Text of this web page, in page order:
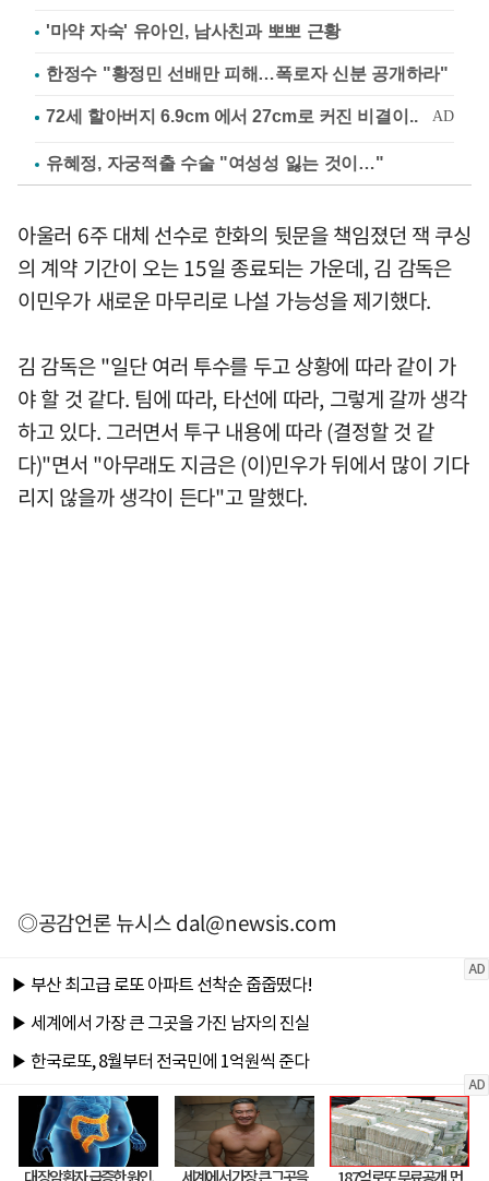
'마약 자숙' 유아인, 남사친과 뽀뽀 근황
한정수 "황정민 선배만 피해…폭로자 신분 공개하라"
유혜정, 자궁적출 수술 "여성성 잃는 것이…"
아울러 6주 대체 선수로 한화의 뒷문을 책임졌던 잭 쿠싱
의 계약 기간이 오는 15일 종료되는 가운데, 김 감독은
이민우가 새로운 마무리로 나설 가능성을 제기했다.
김 감독은 "일단 여러 투수를 두고 상황에 따라 같이 가
야 할 것 같다. 팀에 따라, 타선에 따라, 그렇게 갈까 생각
하고 있다. 그러면서 투구 내용에 따라 (결정할 것 같
다)"면서 "아무래도 지금은 (이)민우가 뒤에서 많이 기다
리지 않을까 생각이 든다"고 말했다.
◎공감언론 뉴시스dal@newsis.com